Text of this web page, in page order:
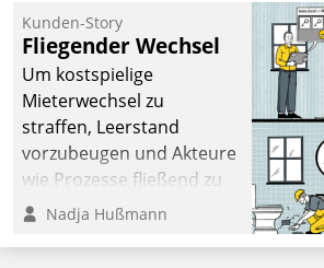
kommunale
gemeinsam mit der Berliner
Teilprozess der Objektsanierung
Kunden-Story
Fliegender Wechsel
Um kostspielige
Mieterwechsel zu
straffen, Leerstand
vorzubeugen und Akteure
wie Prozesse fließend zu
vernetzen, nutzt die
Nadja Hußmann